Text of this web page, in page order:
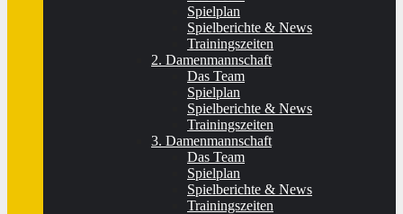
Spielplan
Spielberichte & News
Trainingszeiten
2. Damenmannschaft
Das Team
Spielplan
Spielberichte & News
Trainingszeiten
3. Damenmannschaft
Das Team
Spielplan
Spielberichte & News
Trainingszeiten